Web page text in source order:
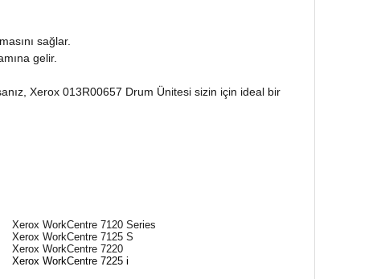
sağlar.
gelir.
Xerox 013R00657 Drum Ünitesi sizin için ideal bir
Xerox WorkCentre 7120 Series
Xerox WorkCentre 7125 S
Xerox WorkCentre 7220
Xerox WorkCentre 7225 i